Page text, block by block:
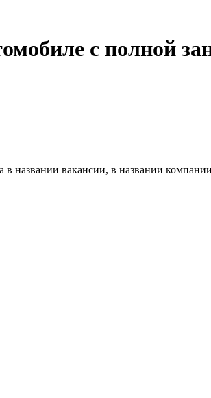
с полной
в названии вакансии, в названии